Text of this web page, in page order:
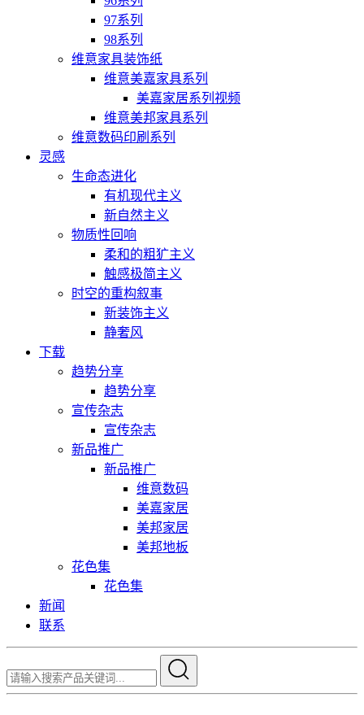
97系列
98系列
维意家具装饰纸
维意美嘉家具系列
美嘉家居系列视频
维意美邦家具系列
维意数码印刷系列
灵感
生命态进化
有机现代主义
新自然主义
物质性回响
柔和的粗犷主义
触感极简主义
时空的重构叙事
新装饰主义
静奢风
下载
趋势分享
趋势分享
宣传杂志
宣传杂志
新品推广
新品推广
维意数码
美嘉家居
美邦家居
美邦地板
花色集
花色集
新闻
联系